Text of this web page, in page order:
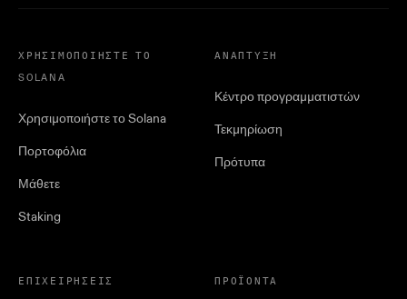
ΧΡΗΣΙΜΟΠΟΙΉΣΤΕ ΤΟ
SOLANA
Χρησιμοποιήστε το Solana
Πορτοφόλια
Μάθετε
Staking
ΑΝΆΠΤΥΞΗ
Κέντρο προγραμματιστών
Τεκμηρίωση
Πρότυπα
ΕΠΙΧΕΙΡΉΣΕΙΣ ΠΡΟΪΌΝΤΑ